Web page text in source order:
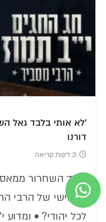
'לא אותי בלבד גאל
דורנו
3 דקות קריאה
כיצד השחרור
נס אישי של הרבי
לכל יהודי? •